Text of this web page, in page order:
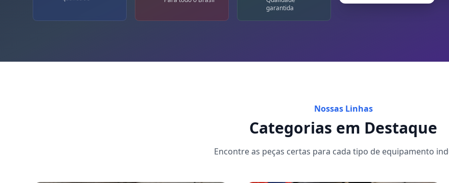
garantida
Nossas Linhas
Categorias em Destaque
Encontre as peças certas para cada tipo de equipamento